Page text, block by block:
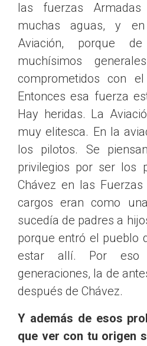
las fuerzas
muchas aguas, y
Aviación, porque
muchísimos
comprometidos con
Entonces esa fuerza
Hay heridas. La
muy elitesca. En la
los pilotos. Se
privilegios por ser los
Chávez en las
cargos eran como
sucedía de padres a
porque entró el pueblo
estar allí. Por eso
generaciones, la de
después de Chávez.
Y además de esos
que ver con tu origen